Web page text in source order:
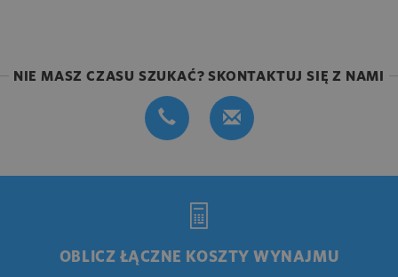
NIE MASZ CZASU SZUKAĆ? SKONTAKTUJ SIĘ Z NAMI
OBLICZ ŁĄCZNE KOSZTY WYNAJMU